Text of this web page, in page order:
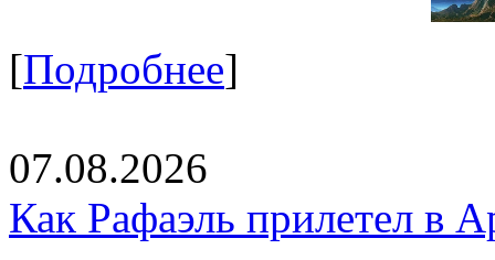
[Подробнее]
07.08.2026
Как Рафаэль прилетел в